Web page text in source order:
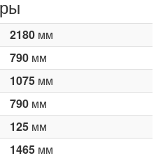
2180 мм
790 мм
1075 мм
790 мм
125 мм
1465 мм